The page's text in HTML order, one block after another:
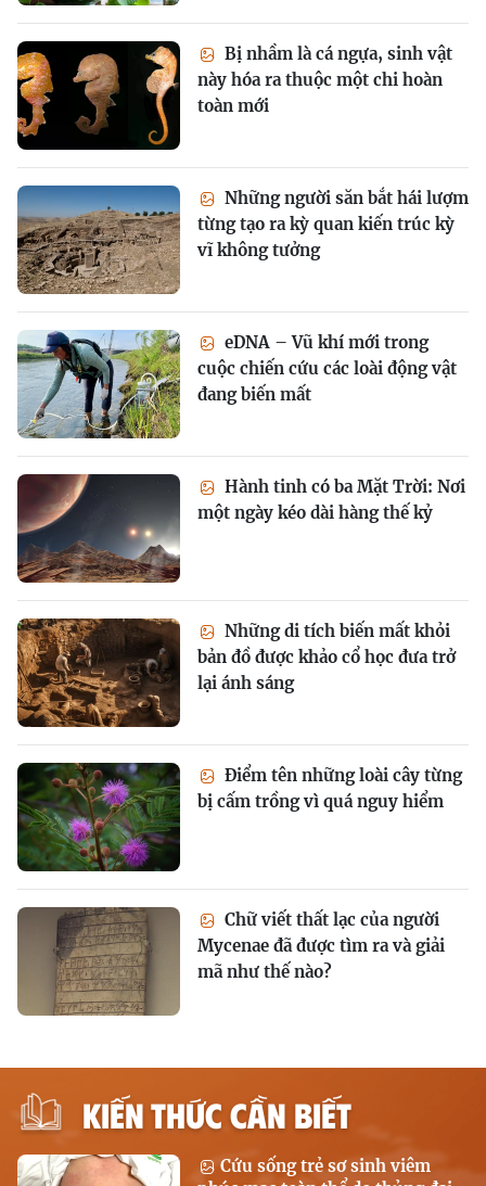
Bị nhầm là cá ngựa, sinh vật
này hóa ra thuộc một chi hoàn
toàn mới
Những người săn bắt hái lượm
từng tạo ra kỳ quan kiến trúc kỳ
vĩ không tưởng
eDNA – Vũ khí mới trong
cuộc chiến cứu các loài động vật
đang biến mất
Hành tinh có ba Mặt Trời: Nơi
một ngày kéo dài hàng thế kỷ
Những di tích biến mất khỏi
bản đồ được khảo cổ học đưa trở
lại ánh sáng
Điểm tên những loài cây từng
bị cấm trồng vì quá nguy hiểm
Chữ viết thất lạc của người
Mycenae đã được tìm ra và giải
mã như thế nào?
KIẾN THỨC CẦN BIẾT
Cứu sống trẻ sơ sinh viêm